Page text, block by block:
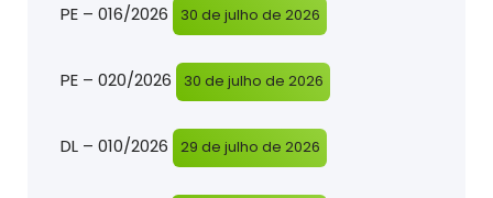
PE – 016/2026 30 de julho de 2026
PE – 020/2026 30 de julho de 2026
DL – 010/2026 29 de julho de 2026